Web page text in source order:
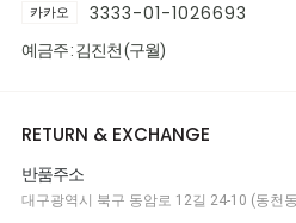
카카오 3333-01-1026693
예금주 : 김진천 (구월)
RETURN & EXCHANGE
반품주소
대구광역시 북구 동암로 12길 24-10 (동천